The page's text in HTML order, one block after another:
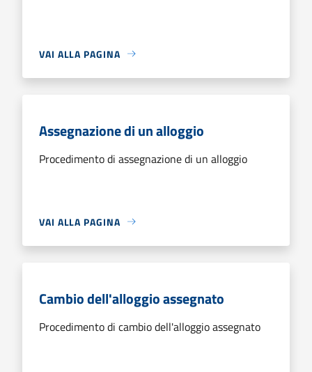
VAI ALLA PAGINA
Assegnazione di un alloggio
Procedimento di assegnazione di un alloggio
VAI ALLA PAGINA
Cambio dell'alloggio assegnato
Procedimento di cambio dell'alloggio assegnato